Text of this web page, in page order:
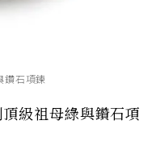
石項鍊
級祖母綠與鑽石項